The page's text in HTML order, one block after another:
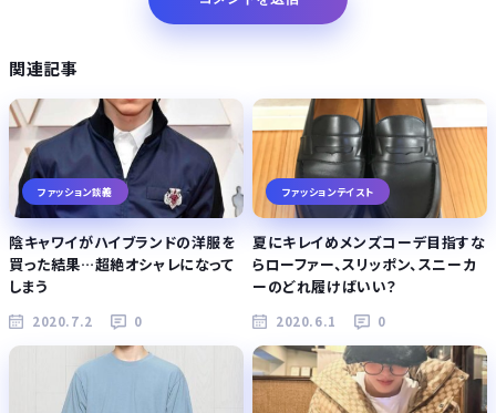
関連記事
ファッション談義
陰キャワイがハイブランドの洋服を
買った結果…超絶オシャレになって
しまう
2020.7.2 0
ファッションテイスト
夏にキレイめメンズコーデ目指すな
らローファー、スリッポン、スニーカ
ーのどれ履けばいい？
2020.6.1 0